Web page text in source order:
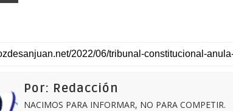
Por: Redacción
NACIMOS PARA INFORMAR, NO PARA COMPETIR.